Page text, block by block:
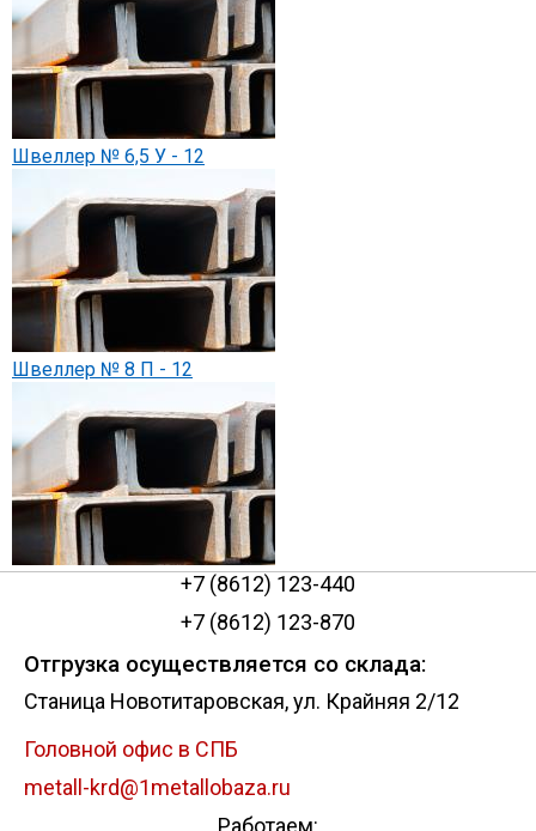
Швеллер № 6,5 У - 12
Швеллер № 8 П - 12
+7 (8612) 123-440
+7 (8612) 123-870
Отгрузка осуществляется со склада:
Станица Новотитаровская, ул. Крайняя 2/12
Головной офис в СПБ
metall-krd@1metallobaza.ru
Работаем: